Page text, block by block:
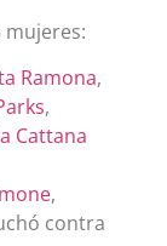
mujeres:
Ramona,
,
Cattana
,
contra